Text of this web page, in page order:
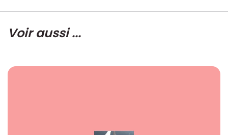
Voir aussi ...